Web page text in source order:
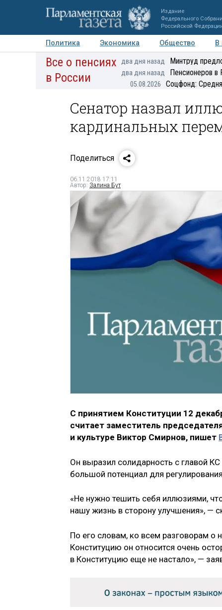
Издание
Федерального
Российской
Политика Экономика Общество В
Авторы Персоны Мнения Регионы
Все о пенсиях
в России
два дня назад Минтруд
два дня назад Пенсионеров в
05.08.2026 Соцфонд:
Сенатор назвал
кардинальных
Поделиться
06.11.2018 17:11
Автор: Залина Бут
С принятием Конституции 12
считает заместитель
и культуре Виктор Смирнов, пишет
Он выразил солидарность с главой
большой потенциал для
«Не нужно тешить себя иллюзиями,
нашу жизнь в сторону улучшения», —
По его словам, ко всем разговорам
Конституцию он относится очень
в Конституцию еще не настало», —